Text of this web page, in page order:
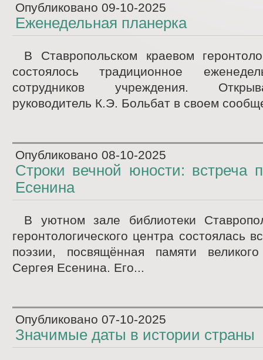
Опубликовано 09-10-2025
Еженедельная планерка
В Ставропольском краевом
состоялось традиционное
сотрудников учреждения.
руководитель К.Э. Больбат в своем
Опубликовано 08-10-2025
Строки вечной юности: встреча
Есенина
В уютном зале библиотеки
геронтологического центра состоялась
поэзии, посвящённая памяти
Сергея Есенина. Его...
Опубликовано 07-10-2025
Значимые даты в истории страны